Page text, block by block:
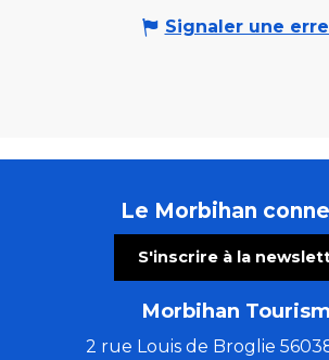
Signaler une
Le Morbihan
S'inscrire à la
Morbihan
2 rue Louis de Broglie